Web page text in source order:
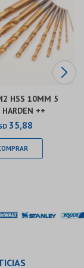
HSS 10MM 5
HARDEN ++
35,88